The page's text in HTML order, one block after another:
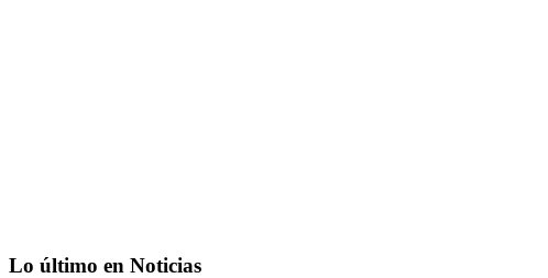
Lo último en Noticias